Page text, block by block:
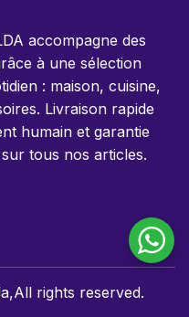
accompagne des
à une sélection
: maison, cuisine,
Livraison rapide
humain et garantie
tous nos articles.
rights reserved.